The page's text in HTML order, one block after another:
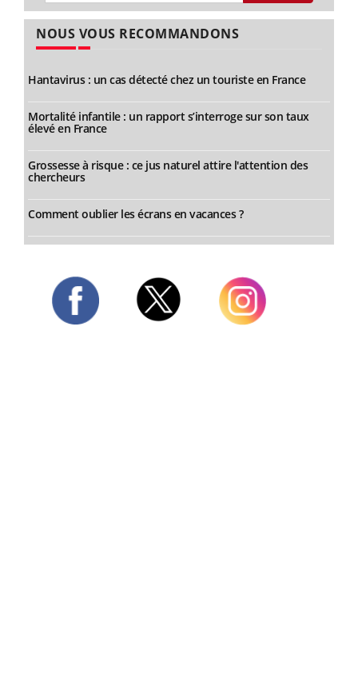
NOUS VOUS RECOMMANDONS
Hantavirus : un cas détecté chez un touriste en France
Mortalité infantile : un rapport s’interroge sur son taux
élevé en France
Grossesse à risque : ce jus naturel attire l'attention des
chercheurs
Comment oublier les écrans en vacances ?